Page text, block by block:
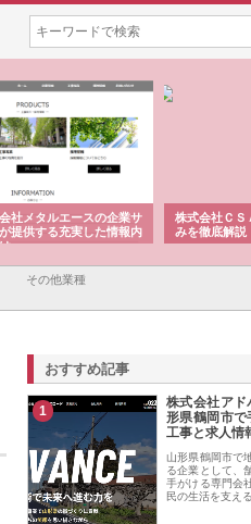
社メタルエースの企業サ
提供する充実した情報内
株式会社ＣＳ
みを徹底解説
その他業種
おすすめ記事
1
株式会社アド
形県鶴岡市で
工事と求人情
山形県鶴岡市で
る企業として、
手がける専門会
民の生活を支え